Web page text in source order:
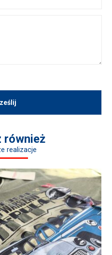
również
realizacje